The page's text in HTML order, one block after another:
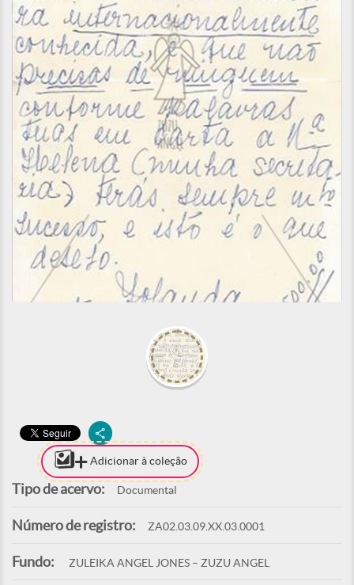
Adicionar à coleção
Tipo de acervo: Documental
Número de registro: ZA02.03.09.XX.03.0001
Fundo: ZULEIKA ANGEL JONES – ZUZU ANGEL